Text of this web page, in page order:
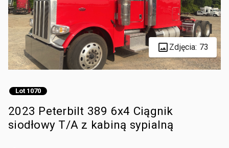
Zdjęcia: 73
Lot 1070
2023 Peterbilt 389 6x4 Ciągnik
siodłowy T/A z kabiną sypialną